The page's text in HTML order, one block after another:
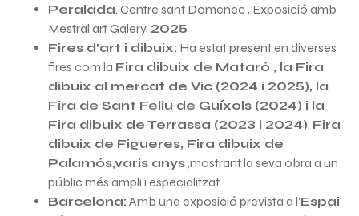
Peralada. Centre sant Domenec , Exposició amb
Mestral art Galery, 2025
Fires d’art i dibuix: Ha estat present en diverses
fires com la Fira dibuix de Mataró , la Fira
dibuix al mercat de Vic (2024 i 2025), la
Fira de Sant Feliu de Guíxols (2024) i la
Fira dibuix de Terrassa (2023 i 2024), Fira
dibuix de Figueres, Fira dibuix de
Palamós,varis anys,mostrant la seva obra a un
públic més ampli i especialitzat.
Barcelona: Amb una exposició prevista a l’Espai